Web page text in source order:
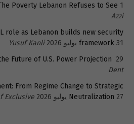
Poverty Lebanon Refuses to See 1 أغسطس 2026
Azzi
role as Lebanon builds new security
framework 31 يوليو 2026
Yusuf Kanli
Future of U.S. Power Projection 29 يوليو 2026
Dent
From Regime Change to Strategic
Neutralization 27 يوليو 2026 Exclusive